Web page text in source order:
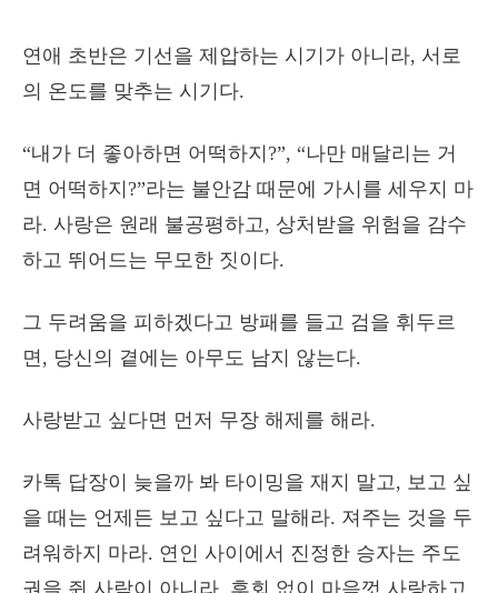
연애 초반은 기선을 제압하는 시기가 아니라, 서로
의 온도를 맞추는 시기다.
“내가 더 좋아하면 어떡하지?”, “나만 매달리는 거
면 어떡하지?”라는 불안감 때문에 가시를 세우지 마
라. 사랑은 원래 불공평하고, 상처받을 위험을 감수
하고 뛰어드는 무모한 짓이다.
그 두려움을 피하겠다고 방패를 들고 검을 휘두르
면, 당신의 곁에는 아무도 남지 않는다.
사랑받고 싶다면 먼저 무장 해제를 해라.
카톡 답장이 늦을까 봐 타이밍을 재지 말고, 보고 싶
을 때는 언제든 보고 싶다고 말해라. 져주는 것을 두
려워하지 마라. 연인 사이에서 진정한 승자는 주도
권을 쥔 사람이 아니라, 후회 없이 마음껏 사랑하고